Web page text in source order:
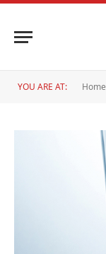
YOU ARE AT: Home